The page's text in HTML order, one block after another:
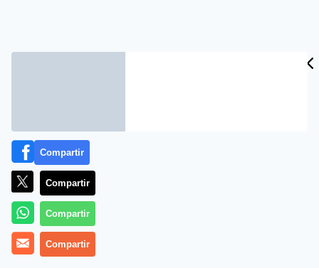
Compartir
Compartir
Compartir
Compartir